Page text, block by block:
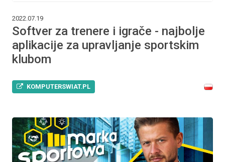
2022.07.19
Softver za trenere i igrače - najbolje
aplikacije za upravljanje sportskim
klubom
KOMPUTERSWIAT.PL